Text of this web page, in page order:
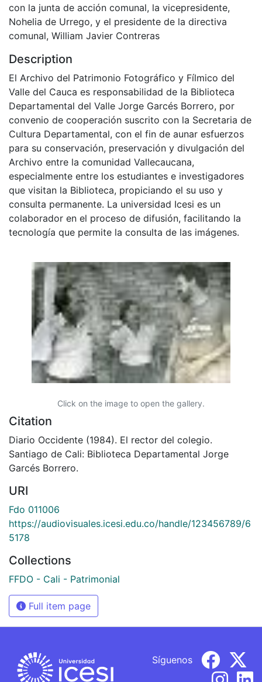
con la junta de acción comunal, la vicepresidente,
Nohelia de Urrego, y el presidente de la directiva
comunal, William Javier Contreras
Description
El Archivo del Patrimonio Fotográfico y Fílmico del
Valle del Cauca es responsabilidad de la Biblioteca
Departamental del Valle Jorge Garcés Borrero, por
convenio de cooperación suscrito con la Secretaria de
Cultura Departamental, con el fin de aunar esfuerzos
para su conservación, preservación y divulgación del
Archivo entre la comunidad Vallecaucana,
especialmente entre los estudiantes e investigadores
que visitan la Biblioteca, propiciando el su uso y
consulta permanente. La universidad Icesi es un
colaborador en el proceso de difusión, facilitando la
tecnología que permite la consulta de las imágenes.
Click on the image to open the gallery.
Citation
Diario Occidente (1984). El rector del colegio.
Santiago de Cali: Biblioteca Departamental Jorge
Garcés Borrero.
URI
Fdo 011006
https://audiovisuales.icesi.edu.co/handle/123456789/6
5178
Collections
FFDO - Cali - Patrimonial
Full item page
Síguenos